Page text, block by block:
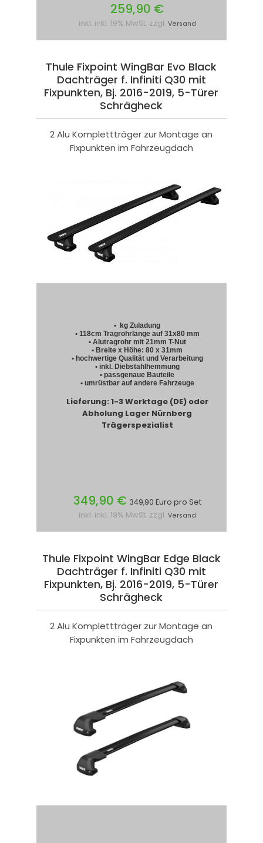
259,90 €
inkl. inkl. 19% MwSt. zzgl. Versand
Thule Fixpoint WingBar Evo Black
Dachträger f. Infiniti Q30 mit
Fixpunkten, Bj. 2016-2019, 5-Türer
Schrägheck
2 Alu Komplettträger zur Montage an
Fixpunkten im Fahrzeugdach
• kg Zuladung
• 118cm Tragrohrlänge auf 31x80 mm
• Alutragrohr mit 21mm T-Nut
• Breite x Höhe: 80 x 31mm
• hochwertige Qualität und Verarbeitung
• inkl. Diebstahlhemmung
• passgenaue Bauteile
• umrüstbar auf andere Fahrzeuge
Lieferung: 1-3 Werktage (DE) oder
Abholung Lager Nürnberg
Trägerspezialist
349,90 € 349,90 Euro pro Set
inkl. inkl. 19% MwSt. zzgl. Versand
Thule Fixpoint WingBar Edge Black
Dachträger f. Infiniti Q30 mit
Fixpunkten, Bj. 2016-2019, 5-Türer
Schrägheck
2 Alu Komplettträger zur Montage an
Fixpunkten im Fahrzeugdach